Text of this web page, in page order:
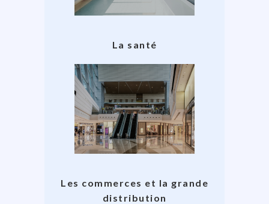
La santé
Les commerces et la grande
distribution